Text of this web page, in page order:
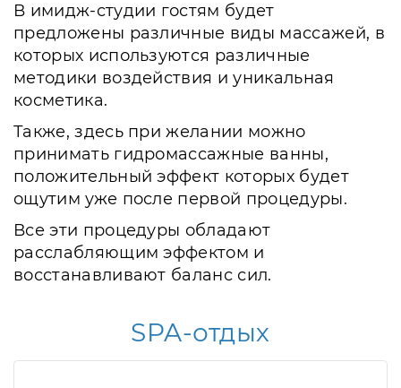
В имидж-студии гостям будет
предложены различные виды массажей, в
которых используются различные
методики воздействия и уникальная
косметика.
Также, здесь при желании можно
принимать гидромассажные ванны,
положительный эффект которых будет
ощутим уже после первой процедуры.
Все эти процедуры обладают
расслабляющим эффектом и
восстанавливают баланс сил.
SPA-отдых